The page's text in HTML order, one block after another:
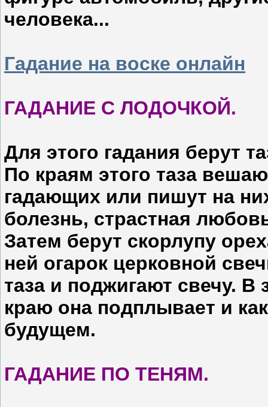
человека...
Гадание на воске онлайн
ГАДАНИЕ С ЛОДОЧКОЙ.
Для этого гадания берут
По краям этого таза
гадающих или пишут на
болезнь, страстная
Затем берут скорлупу
ней огарок церковной
таза и поджигают свечу. В
краю она подплывает и
будущем.
ГАДАНИЕ ПО ТЕНЯМ.